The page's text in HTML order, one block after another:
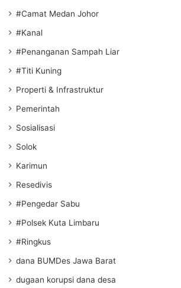
#Camat Medan Johor
#Kanal
#Penanganan Sampah Liar
#Titi Kuning
Properti & Infrastruktur
Pemerintah
Sosialisasi
Solok
Karimun
Resedivis
#Pengedar Sabu
#Polsek Kuta Limbaru
#Ringkus
dana BUMDes Jawa Barat
dugaan korupsi dana desa